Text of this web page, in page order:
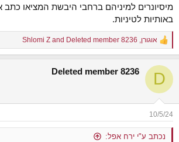
אני יודע שלילידים היו מספר ניבים ושפות שנבדלו על
ותרבות אני בעיקר מתעניין בשפת ההופי Hopi.
מיסיונרים למיניהם ברחבי היבשת המציאו כתב
באותיות לטיניות.
R
e
c
i
s
:
אוגורן,
Deleted member 8236
Shlomi Z
D
Deleted member 8236
10/5/24
נכתב ע"י ירח אפל: